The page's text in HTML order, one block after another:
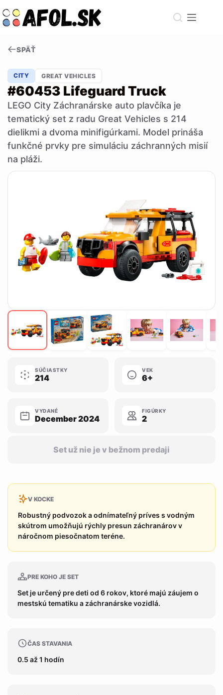
to
content
SPÄŤ
CITY GREAT VEHICLES
#60453 Lifeguard Truck
LEGO City Záchranárske auto plavčíka je
tematický set z radu Great Vehicles s 214
dielikmi a dvoma minifigúrkami. Model prináša
funkčné prvky pre simuláciu záchranných misií
na pláži.
SÚČIASTKY
214
VEK
6+
VYDANÉ
December 2024
FIGÚRKY
2
Set už nie je v bežnom predaji
V KOCKE
Robustný podvozok a odnímateľný príves s vodným
skútrom umožňujú rýchly presun záchranárov v
náročnom piesočnatom teréne.
PRE KOHO JE SET
Set je určený pre deti od 6 rokov, ktoré majú záujem o
mestskú tematiku a záchranárske vozidlá.
ČAS STAVANIA
0.5 až 1 hodín